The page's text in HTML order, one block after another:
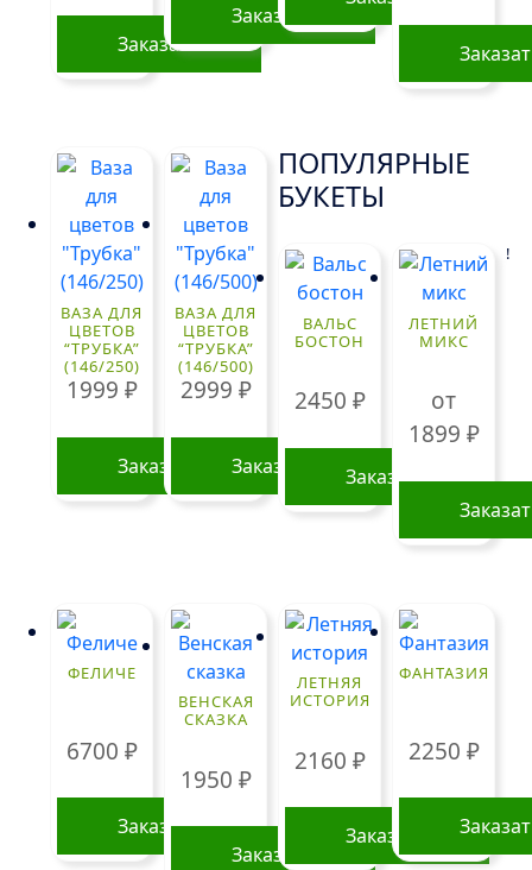
Заказать
Заказать
ВАЗА ДЛЯ
ЦВЕТОВ
“ТРУБКА”
(146/250)
1999 ₽
Заказать
ВАЗА ДЛЯ
ЦВЕТОВ
“ТРУБКА”
(146/500)
2999 ₽
Заказать
ПОПУЛЯРНЫЕ
БУКЕТЫ
ВАЛЬС
БОСТОН
2450 ₽
Заказать
ЛЕТНИЙ
МИКС
от
1899 ₽
выбрать
товара.
ФЕЛИЧЕ
6700 ₽
Заказать
ВЕНСКАЯ
СКАЗКА
1950 ₽
Заказать
ЛЕТНЯЯ
ИСТОРИЯ
2160 ₽
Заказать
ФАНТАЗИЯ
2250 ₽
!